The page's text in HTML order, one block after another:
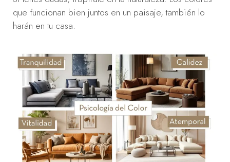
que funcionan bien juntos en un paisaje, también lo
harán en tu casa.